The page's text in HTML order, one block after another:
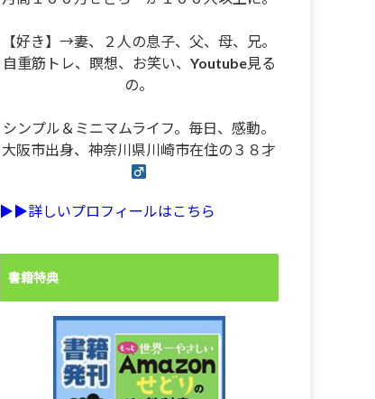
【好き】→妻、２人の息子、父、母、兄。
自重筋トレ、瞑想、お笑い、Youtube見る
の。
シンプル＆ミニマムライフ。毎日、感動。
大阪市出身、神奈川県川崎市在住の３８才
▶︎▶︎詳しいプロフィールはこちら
書籍特典